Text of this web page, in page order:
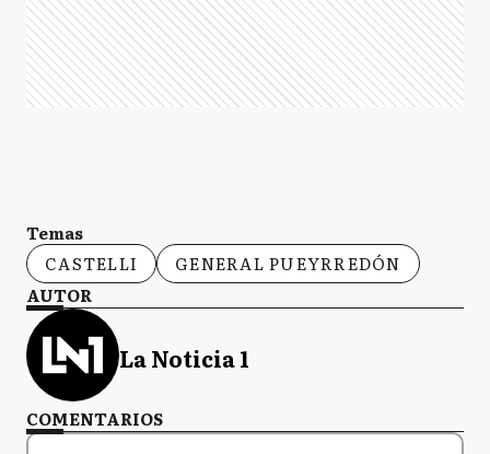
Temas
CASTELLI
GENERAL PUEYRREDÓN
AUTOR
La Noticia 1
COMENTARIOS